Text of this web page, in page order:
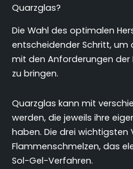
Quarzglas?
Die Wahl des optimalen
entscheidender Schritt,
mit den Anforderungen der
zu bringen.
Quarzglas kann mit
werden, die jeweils ihre
haben. Die drei wichtigsten
Flammenschmelzen, das
Sol-Gel-Verfahren.